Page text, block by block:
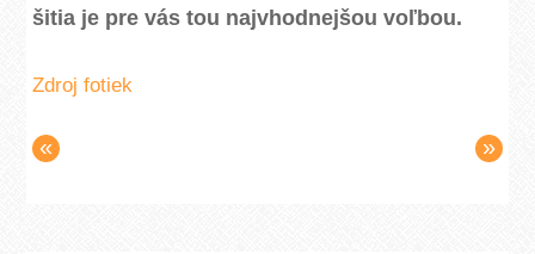
šitia je pre vás tou najvhodnejšou voľbou.
Zdroj fotiek
« »